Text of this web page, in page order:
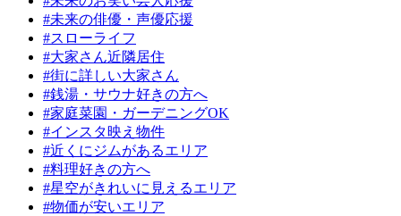
#未来の俳優・声優応援
#スローライフ
#大家さん近隣居住
#街に詳しい大家さん
#銭湯・サウナ好きの方へ
#家庭菜園・ガーデニングOK
#インスタ映え物件
#近くにジムがあるエリア
#料理好きの方へ
#星空がきれいに見えるエリア
#物価が安いエリア